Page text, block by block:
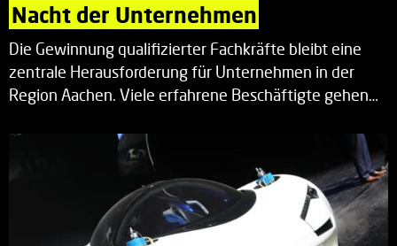
Nacht der Unternehmen
Die Gewinnung qualifizierter Fachkräfte bleibt eine
zentrale Herausforderung für Unternehmen in der
Region Aachen. Viele erfahrene Beschäftigte gehen…